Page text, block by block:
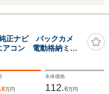
正ナビ バックカメ
コン 電動格納ミラ
グストップ
8万円
本体価格
112.6万円